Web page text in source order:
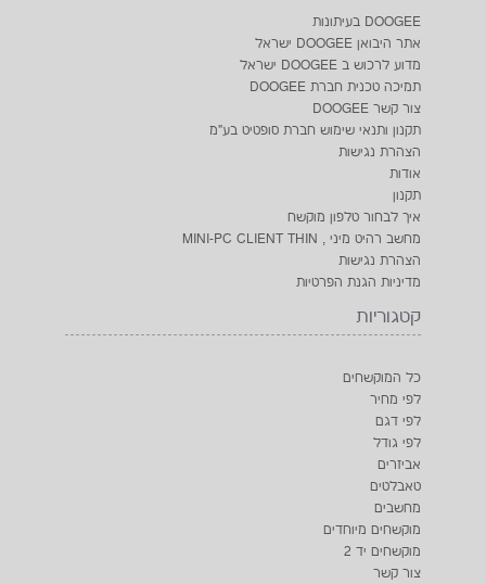
DOOGEE בעיתונות
אתר היבואן DOOGEE ישראל
מדוע לרכוש ב DOOGEE ישראל
תמיכה טכנית חברת DOOGEE
צור קשר DOOGEE
תקנון ותנאי שימוש חברת סופטיט בע"מ
הצהרת נגישות
אודות
תקנון
איך לבחור טלפון מוקשח
מחשב רהיט מיני , MINI-PC CLIENT THIN
הצהרת נגישות
מדיניות הגנת הפרטיות
קטגוריות
כל המוקשחים
לפי מחיר
לפי דגם
לפי גודל
אביזרים
טאבלטים
מחשבים
מוקשחים מיוחדים
מוקשחים יד 2
צור קשר